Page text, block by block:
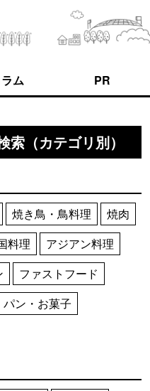
ム PR
索（カテゴリ別）
焼き鳥・鳥料理
焼肉
料理
アジアン料理
ファストフード
パン・お菓子